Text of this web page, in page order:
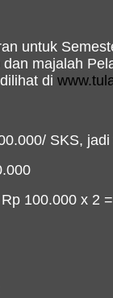
untuk
majalah
di
SKS,
100.000 x 2